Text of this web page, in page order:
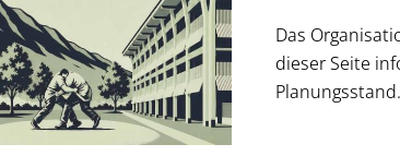
WEG BITSCH-LALDEN
Das
dieser Seite
Planungsstand.